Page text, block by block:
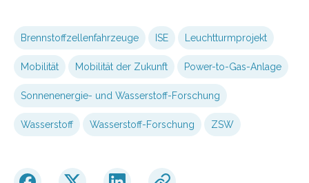
Brennstoffzellenfahrzeuge ISE Leuchtturmprojekt
Mobilität Mobilität der Zukunft Power-to-Gas-Anlage
Sonnenenergie- und Wasserstoff-Forschung
Wasserstoff Wasserstoff-Forschung ZSW